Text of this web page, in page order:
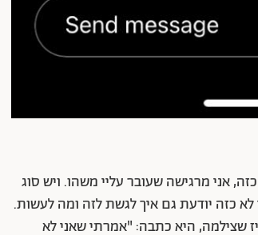
לי מועקה כזה, אני מרגישה שעובר עליי משהו. ויש סוג
כזה יודעת גם איך לגשת לזה ומה לעשות.
שצילמה, היא כתבה: "אמרתי שאני לא